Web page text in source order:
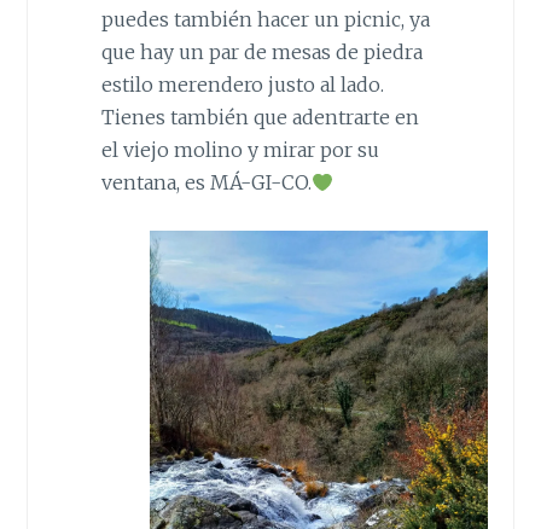
puedes también hacer un picnic, ya
que hay un par de mesas de piedra
estilo merendero justo al lado.
Tienes también que adentrarte en
el viejo molino y mirar por su
ventana, es MÁ-GI-CO.